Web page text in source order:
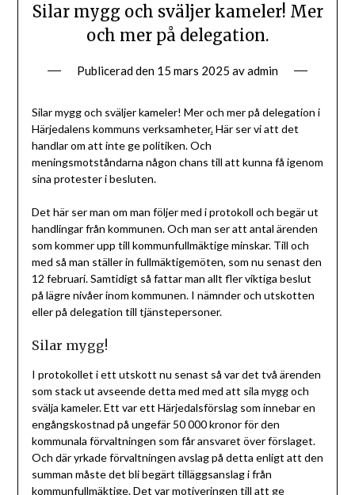
Silar mygg och sväljer kameler! Mer
och mer på delegation.
Publicerad den 15 mars 2025 avadmin
Silar mygg och sväljer kameler! Mer och mer på delegation i
Härjedalens kommuns verksamheter.Här ser vi att det
handlar om att inte ge politiken. Och
meningsmotståndarna någon chans till att kunna få igenom
sina protester i besluten.
Det här ser man om man följer med i protokoll och begär ut
handlingar från kommunen. Och man ser att antal ärenden
som kommer upp till kommunfullmäktige minskar. Till och
med så man ställer in fullmäktigemöten, som nu senast den
12 februari. Samtidigt så fattar man allt fler viktiga beslut
på lägre nivåer inom kommunen. I nämnder och utskotten
eller på delegation till tjänstepersoner.
Silar mygg!
I protokollet i ett utskott nu senast så var det två ärenden
som stack ut avseende detta med med att sila mygg och
svälja kameler. Ett var ett Härjedalsförslag som innebar en
engångskostnad på ungefär 50 000 kronor för den
kommunala förvaltningen som får ansvaret över förslaget.
Och där yrkade förvaltningen avslag på detta enligt att den
summan måste det bli begärt tilläggsanslag i från
kommunfullmäktige. Det var motiveringen till att ge